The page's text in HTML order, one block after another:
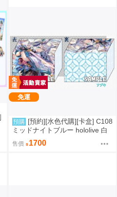
免運
預購 [預約][水色代購][卡盒] C108
ミッドナイトブルー hololive 白
上フブキ
售價 1700